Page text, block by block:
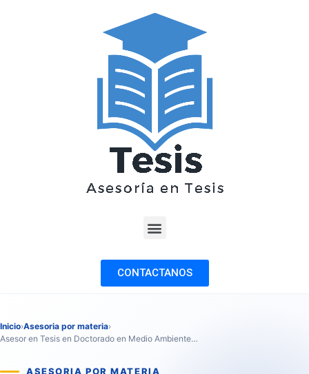
CONTACTANOS
Inicio›Asesoria por materia›
Asesor en Tesis en Doctorado en Medio Ambiente…
ASESORIA POR MATERIA